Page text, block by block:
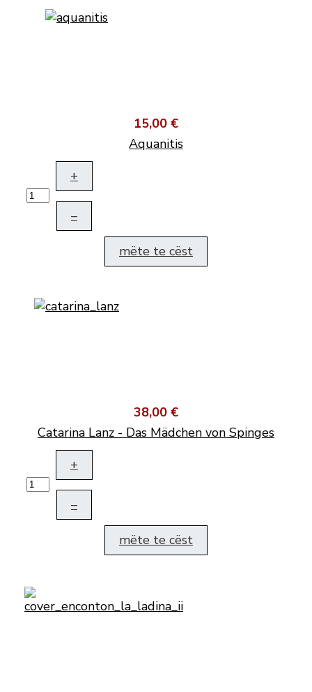
15,00 €
Aquanitis
+
–
mëte te cëst
38,00 €
Catarina Lanz - Das Mädchen von Spinges
+
–
mëte te cëst